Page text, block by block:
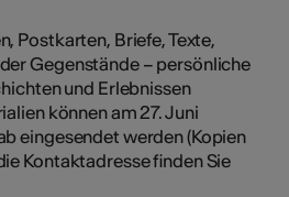
Postkarten, Briefe, Texte,
Gegenstände – persönliche
und Erlebnissen
können am 27. Juni
eingesendet werden (Kopien
Kontaktadresse finden Sie